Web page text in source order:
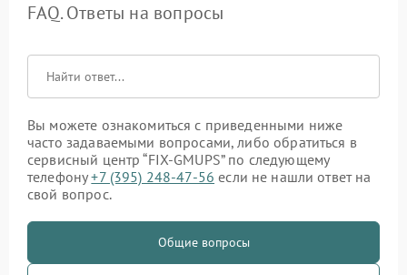
FAQ. Ответы на вопросы
Вы можете ознакомиться с приведенными ниже
часто задаваемыми вопросами, либо обратиться в
сервисный центр “FIX-GMUPS” по следующему
телефону+7 (395) 248-47-56 если не нашли ответ на
свой вопрос.
Общие вопросы